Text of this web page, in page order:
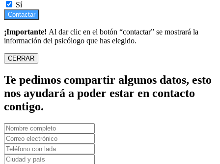
Sí
Contactar
¡Importante! Al dar clic en el botón “contactar” se mostrará la
información del psicólogo que has elegido.
CERRAR
Te pedimos compartir algunos datos, esto
nos ayudará a poder estar en contacto
contigo.